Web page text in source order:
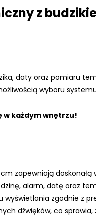
z
daty oraz pomiaru
wyboru
w każdym wnętrzu!
zapewniają
alarm, datę oraz
wyświetlania zgodnie z
dźwięków, co sprawia,